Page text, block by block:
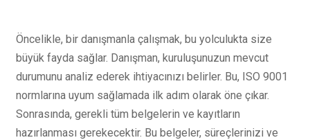
Öncelikle, bir danışmanla çalışmak, bu yolculukta size
büyük fayda sağlar. Danışman, kuruluşunuzun mevcut
durumunu analiz ederek ihtiyacınızı belirler. Bu, ISO 9001
normlarına uyum sağlamada ilk adım olarak öne çıkar.
Sonrasında, gerekli tüm belgelerin ve kayıtların
hazırlanması gerekecektir. Bu belgeler, süreçlerinizi ve